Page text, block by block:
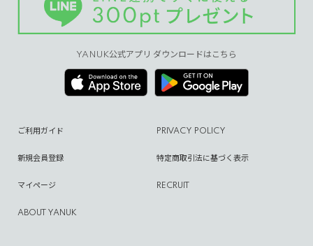
YANUK公式アプリ ダウンロードはこちら
ご利用ガイド PRIVACY POLICY
新規会員登録 特定商取引法に基づく表示
マイページ RECRUIT
ABOUT YANUK